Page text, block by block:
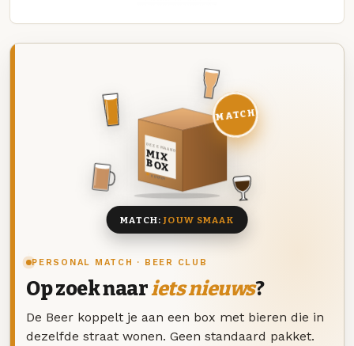
PERSONAL MATCH · BEER CLUB
Op zoek naariets nieuws?
De Beer koppelt je aan een box met bieren die in
dezelfde straat wonen. Geen standaard pakket.
DEZE MAAND
MIX
BOX
8 BIEREN
MATCH
MATCH:JOUW SMAAK